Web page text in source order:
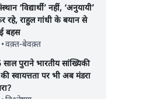
‘विद्यार्थी’ नहीं, ‘अनुयायी’
रहे, राहुल गांधी के बयान से
बहस
•वक़्त-बेवक़्त
पुराने भारतीय सांख्यिकी
स्वायत्तता पर भी अब मंडरा